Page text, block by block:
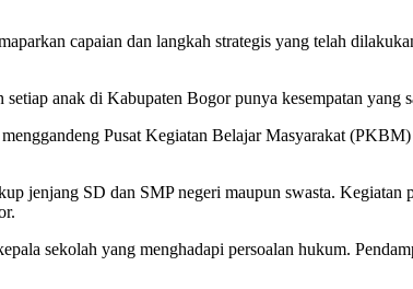
capaian dan langkah strategis yang telah
anak di Kabupaten Bogor punya kesempatan
Pusat Kegiatan Belajar Masyarakat
jenjang SD dan SMP negeri maupun swasta. Kegiatan
sekolah yang menghadapi persoalan hukum.